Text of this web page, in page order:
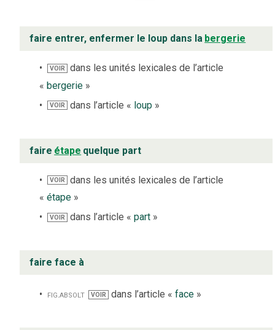
faire entrer, enfermer le loup dans la bergerie
VOIR
dans les unités lexicales de l’article
« bergerie »
VOIR dans l’article « loup »
faire étape quelque part
VOIR
dans les unités lexicales de l’article
« étape »
VOIR dans l’article «part »
faire face à
fig.absolt VOIR dans l’article « face»